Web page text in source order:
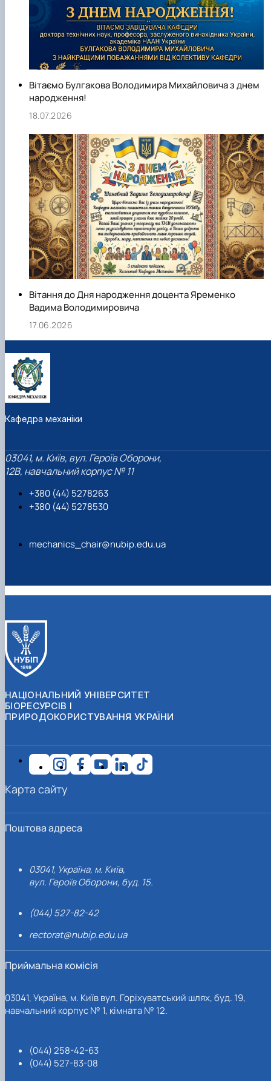
Вітаємо Булгакова Володимира Михайловича з днем
народження!
18.07.2026
Вітання до Дня народження доцента Яременко
Вадима Володимировича
17.06.2026
Кафедра механіки
03041, м. Київ, вул. Героїв Оборони,
12B, навчальний корпус № 11
+380 (44) 5278263
+380 (44) 5278530
mechanics_chair@nubip.edu.ua
НАЦІОНАЛЬНИЙ УНІВЕРСИТЕТ
БІОРЕСУРСІВ І
ПРИРОДОКОРИСТУВАННЯ УКРАЇНИ
Поштова адреса
03041, Україна, м. Київ,
вул. Героїв Оборони, буд. 15.
(044) 527-82-42
rectorat@nubip.edu.ua
Приймальна комісія
03041, Україна, м. Київ вул. Горіхуватський шлях, буд. 19,
навчальний корпус № 1, кімната № 12.
(044) 258-42-63
(044) 527-83-08
Карта сайту